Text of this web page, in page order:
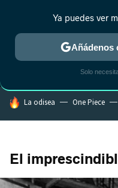
MENÚ
ESTRENOS
HOY SE HABLA DE
La odisea One Piece
El
Ya puedes ver
Añádenos
Solo